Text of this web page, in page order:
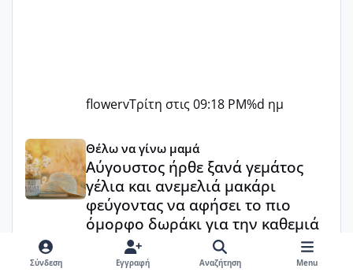
flowervΤρίτη στις 09:18 PM%d ημ
Αύγουστος ήρθε ξανά γεμάτος γέλια και ανεμελιά
Θέλω να γίνω μαμά
Αύγουστος ήρθε ξανά γεμάτος
γέλια και ανεμελιά μακάρι
φεύγοντας να αφήσει το πιο
όμορφο δωράκι για την καθεμιά
🥰🍒🍉🏝️🏖️🥰
Σύνδεση Εγγραφή Αναζήτηση Menu